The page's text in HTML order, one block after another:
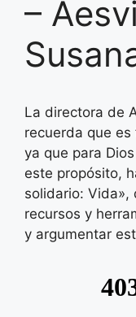
–
La directora de
recuerda que
ya que para
este propósito,
solidario: Vida»,
recursos y
y argumentar